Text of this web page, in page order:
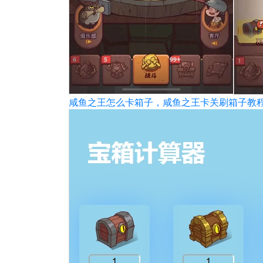
咸鱼之王怎么卡箱子，咸鱼之王卡关刷箱子教